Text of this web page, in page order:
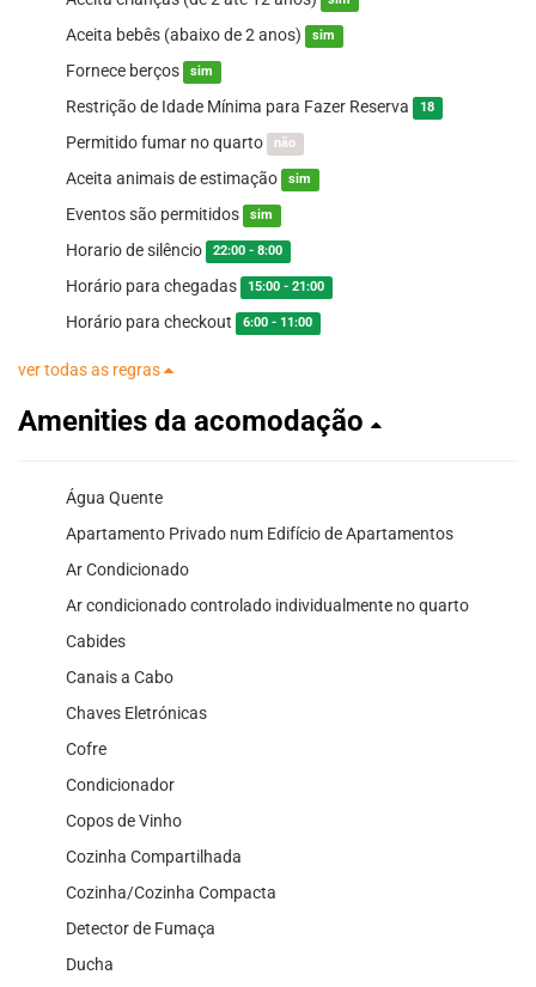
Aceita bebês (abaixo de 2 anos) sim
Fornece berços sim
Restrição de Idade Mínima para Fazer Reserva 18
Permitido fumar no quarto não
Aceita animais de estimação sim
Eventos são permitidos sim
Horario de silêncio 22:00 - 8:00
Horário para chegadas 15:00 - 21:00
Horário para checkout 6:00 - 11:00
ver todas as regras
Amenities da acomodação
Água Quente
Apartamento Privado num Edifício de Apartamentos
Ar Condicionado
Ar condicionado controlado individualmente no quarto
Cabides
Canais a Cabo
Chaves Eletrónicas
Cofre
Condicionador
Copos de Vinho
Cozinha Compartilhada
Cozinha/Cozinha Compacta
Detector de Fumaça
Ducha